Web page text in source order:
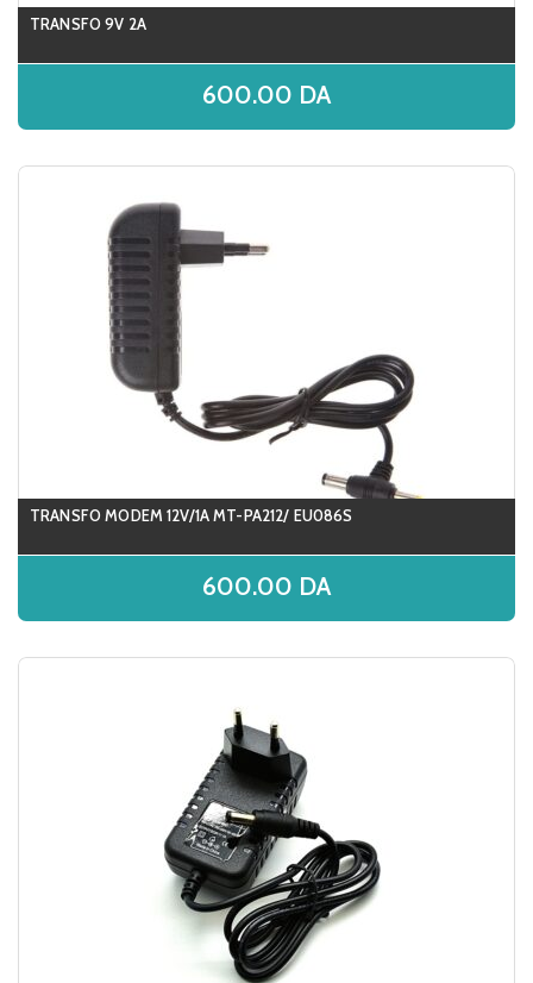
TRANSFO 9V 2A
600.00 DA
TRANSFO MODEM 12V/1A MT-PA212/ EU086S
600.00 DA